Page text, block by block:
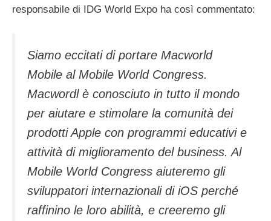
responsabile di IDG World Expo ha così commentato:
Siamo eccitati di portare Macworld
Mobile al Mobile World Congress.
Macwordl è conosciuto in tutto il mondo
per aiutare e stimolare la comunità dei
prodotti Apple con programmi educativi e
attività di miglioramento del business. Al
Mobile World Congress aiuteremo gli
sviluppatori internazionali di iOS perché
raffinino le loro abilità, e creeremo gli